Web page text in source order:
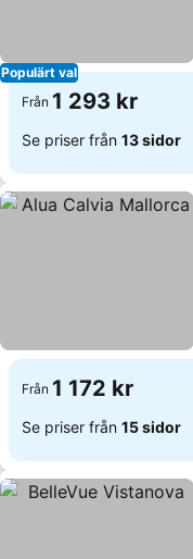
Populärt val
Från 1 293 kr
Se priser från 13 sidor
Från 1 172 kr
Se priser från 15 sidor